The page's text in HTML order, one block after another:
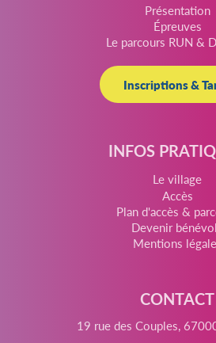
Présentation
Épreuves
Le parcours RUN &
Inscriptions &
INFOS
Le village
Accès
Plan d'accès &
Devenir
Mentions
CONTACT
19 rue des Couples,